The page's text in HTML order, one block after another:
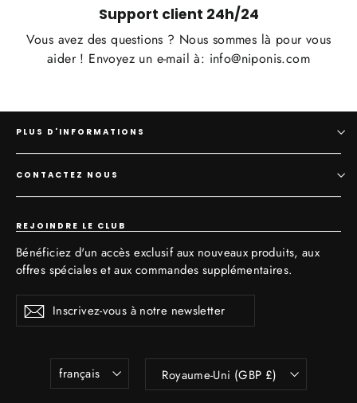
Support client 24h/24
Vous avez des questions ? Nous sommes là pour vous
aider ! Envoyez un e-mail à: info@niponis.com
PLUS D'INFORMATIONS
CONTACTEZ NOUS
REJOINDRE LE CLUB
Bénéficiez d'un accès exclusif aux nouveaux produits, aux
offres spéciales et aux commandes supplémentaires.
Inscrivez-
vous
newsletter
S'inscrire
Langue
français Devise
Royaume-Uni (GBP £)